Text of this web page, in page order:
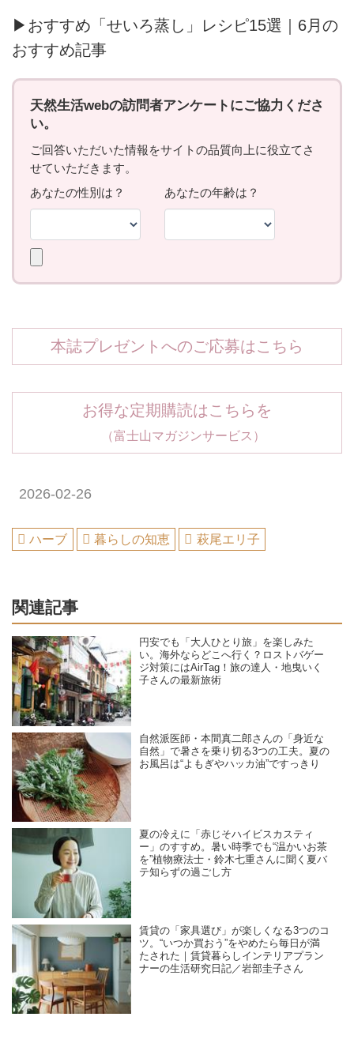
▶おすすめ「せいろ蒸し」レシピ15選｜6月の
おすすめ記事
本誌プレゼントへのご応募はこちら
お得な定期購読はこちらを
（富士山マガジンサービス）
2026-02-26
ハーブ 暮らしの知恵 萩尾エリ子
関連記事
円安でも「大人ひとり旅」を楽しみた
い。海外ならどこへ行く？ロストバゲー
ジ対策にはAirTag！旅の達人・地曳いく
子さんの最新旅術
自然派医師・本間真二郎さんの「身近な
自然」で暑さを乗り切る3つの工夫。夏の
お風呂は“よもぎやハッカ油”ですっきり
夏の冷えに「赤じそハイビスカスティ
ー」のすすめ。暑い時季でも“温かいお茶
を”植物療法士・鈴木七重さんに聞く夏バ
テ知らずの過ごし方
賃貸の「家具選び」が楽しくなる3つのコ
ツ。“いつか買おう”をやめたら毎日が満
たされた｜賃貸暮らしインテリアプラン
ナーの生活研究日記／岩部圭子さん